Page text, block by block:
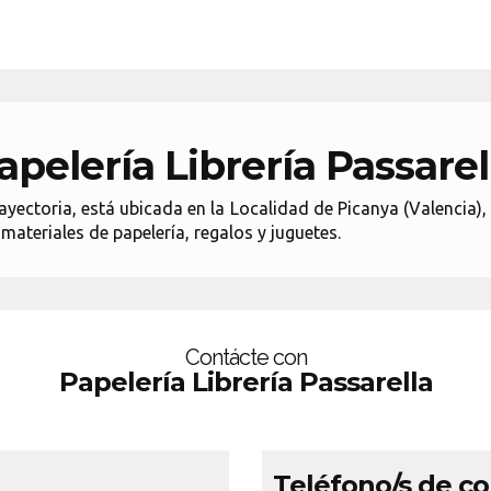
Librería
está ubicada en la Localidad de Picanya
de papelería, regalos y juguetes.
Contácte con
Papelería Librería Passarella